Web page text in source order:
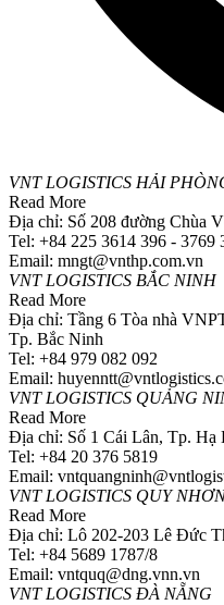
VNT LOGISTICS HẢI
Read More
Địa chỉ: Số 208 đường Chùa
Tel: +84 225 3614 396 - 3769
Email: mngt@vnthp.com.vn
VNT LOGISTICS BẮC NINH
Read More
Địa chỉ: Tầng 6 Tòa nhà
Tp. Bắc Ninh
Tel: +84 979 082 092
Email:
VNT LOGISTICS QUẢNG
Read More
Địa chỉ: Số 1 Cái Lân, Tp. Hạ
Tel: +84 20 376 5819
Email:
VNT LOGISTICS QUY
Read More
Địa chỉ: Lô 202-203 Lê Đức
Tel: +84 5689 1787/8
Email: vntquq@dng.vnn.vn
VNT LOGISTICS ĐÀ NẴNG